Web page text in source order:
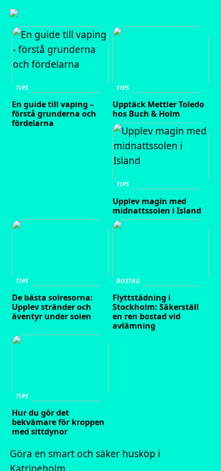
TIPS
En guide till vaping –
förstå grunderna och
fördelarna
TIPS
Upptäck Mettler Toledo
hos Buch & Holm
TIPS
Upplev magin med
midnattssolen i Island
TIPS
De bästa solresorna:
Upplev stränder och
äventyr under solen
BOSTAD
Flyttstädning i
Stockholm: Säkerställ
en ren bostad vid
avlämning
TIPS
Hur du gör det
bekvämare för kroppen
med sittdynor
Göra en smart och säker husköp i
Katrineholm